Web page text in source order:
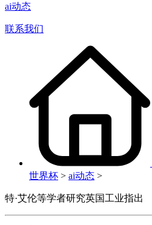
ai动态
联系我们
世界杯 > ai动态 >
特·艾伦等学者研究英国工业指出